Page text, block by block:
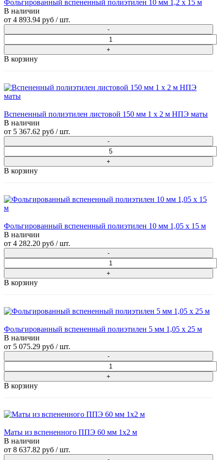
Фольгированный вспененный полиэтилен 10 мм 1,2 х 15 м
В наличии
от 4 893.94 руб / шт.
В корзину
Вспененный полиэтилен листовой 150 мм 1 х 2 м НПЭ маты
В наличии
от 5 367.62 руб / шт.
В корзину
Фольгированный вспененный полиэтилен 10 мм 1,05 х 15 м
В наличии
от 4 282.20 руб / шт.
В корзину
Фольгированный вспененный полиэтилен 5 мм 1,05 х 25 м
В наличии
от 5 075.29 руб / шт.
В корзину
Маты из вспененного ППЭ 60 мм 1x2 м
В наличии
от 8 637.82 руб / шт.